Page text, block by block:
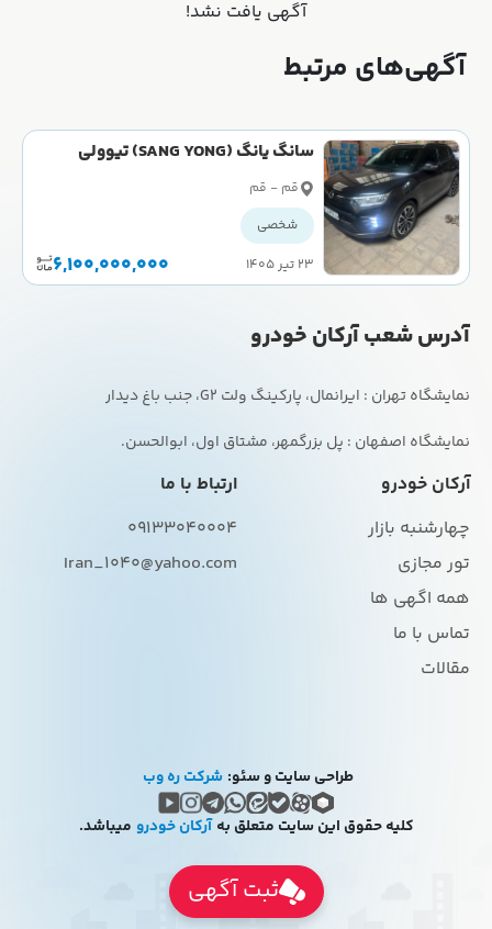
آگهی یافت نشد!
آگهی‌های مرتبط
سانگ یانگ (SANG YONG) تیوولی
(مونتاژ) اسپشیال (توربو) سال 1402
قم - قم
شخصی
۲۳ تیر ۱۴۰۵
6,100,000,000
آدرس شعب آرکان خودرو
نمایشگاه اصفهان : پل بزرگمهر، مشتاق اول، ابوالحسن.
آرکان خودرو
چهارشنبه بازار
تور مجازی
همه اگهی ها
تماس با ما
مقالات
ارتباط با ما
09133040004
Iran_1040@yahoo.com
طراحی سایت و سئو: شرکت ره وب
کلیه حقوق این سایت متعلق به آرکان خودرو میباشد.
ثبت آگهی